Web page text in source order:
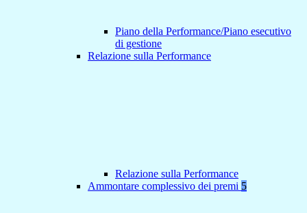
Piano della Performance/Piano esecutivo
di gestione
Relazione sulla Performance
Relazione sulla Performance
Ammontare complessivo dei premi 5